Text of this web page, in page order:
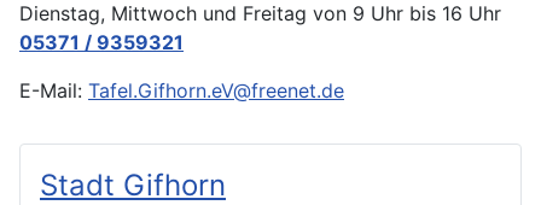
Dienstag, Mittwoch und Freitag von 9 Uhr bis 16 Uhr
05371 / 9359321
E-Mail: Tafel.Gifhorn.eV@freenet.de
Stadt Gifhorn